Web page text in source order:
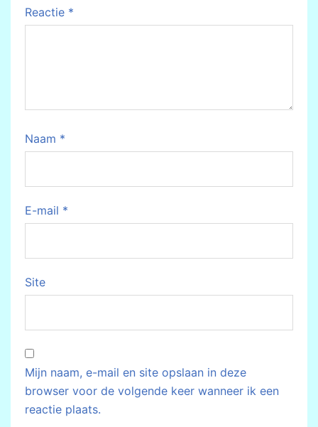
Reactie *
Naam *
E-mail *
Site
Mijn naam, e-mail en site opslaan in deze
browser voor de volgende keer wanneer ik een
reactie plaats.